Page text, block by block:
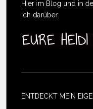
Hier im Blog und in
ich darüber.
ENTDECKT MEIN